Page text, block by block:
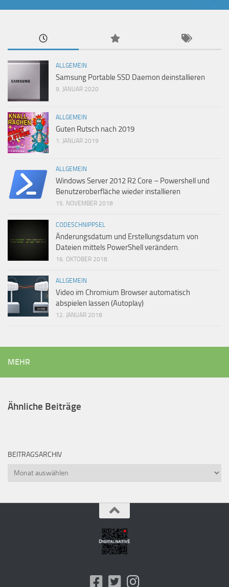
ALLGEMEIN
Samsung Portable SSD Daemon deinstallieren
9. JANUAR 2020
ALLGEMEIN
Guten Rutsch nach 2019
1. JANUAR 2019
ALLGEMEIN
Windows Server 2012 R2 Core – Powershell und
Benutzeroberfläche wieder installieren
15. NOVEMBER 2018
CODESCHNIPPSEL
Änderungsdatum und Erstellungsdatum von
Dateien mittels PowerShell verändern.
16. OKTOBER 2018
ALLGEMEIN
Video im Chromium Browser automatisch
abspielen lassen (Autoplay)
12. JANUAR 2018
MEHR
Ähnliche Beiträge
BEITRAGSARCHIV
Beitragsarchiv